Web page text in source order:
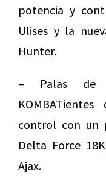
potencia y
Ulises y la
Hunter.
– Palas de
control con un
Delta Force
Ajax.